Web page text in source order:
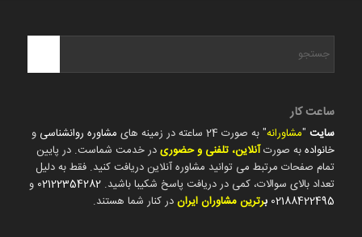
ساعت کار
سایت"مشاورانه" به صورت 24 ساعته در زمینه های مشاوره روانشناسی و
خانوادهبه صورتآنلاین، تلفنی و حضوریدر خدمت شماست. در پایین
تمام صفحات مرتبط می توانید مشاوره آنلاین دریافت کنید. فقط به دلیل
تعداد بالای سوالات، کمی در دریافت پاسخ شکیبا باشید. 02122354282 و
02188422495 برترین مشاوران ایراندر کنار شما هستند.